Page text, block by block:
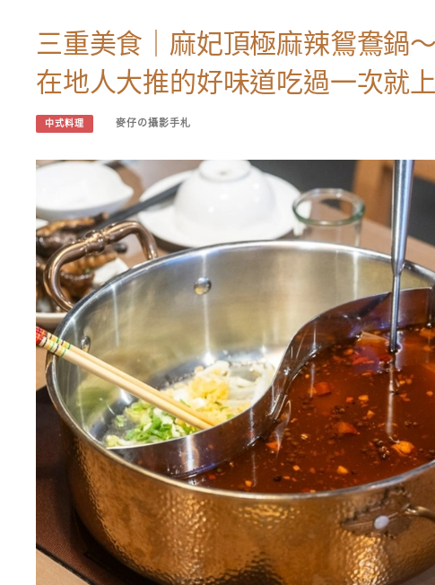
三重美食｜麻妃頂極麻辣鴛鴦鍋
在地人大推的好味道吃過一次就
中式料理 麥仔の攝影手札